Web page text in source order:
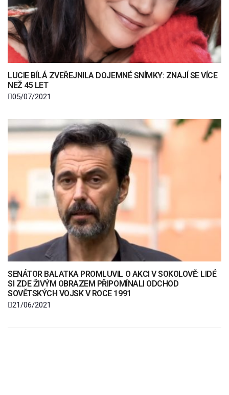
LUCIE BÍLÁ ZVEŘEJNILA DOJEMNÉ SNÍMKY: ZNAJÍ SE VÍCE
NEŽ 45 LET
05/07/2021
SENÁTOR BALATKA PROMLUVIL O AKCI V SOKOLOVĚ: LIDÉ
SI ZDE ŽIVÝM OBRAZEM PŘIPOMÍNALI ODCHOD
SOVĚTSKÝCH VOJSK V ROCE 1991
21/06/2021